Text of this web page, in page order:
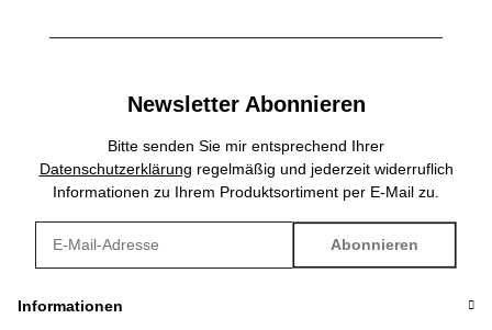
Newsletter Abonnieren
Bitte senden Sie mir entsprechend Ihrer
Datenschutzerklärung regelmäßig und jederzeit widerruflich
Informationen zu Ihrem Produktsortiment per E-Mail zu.
Abonnieren
Informationen